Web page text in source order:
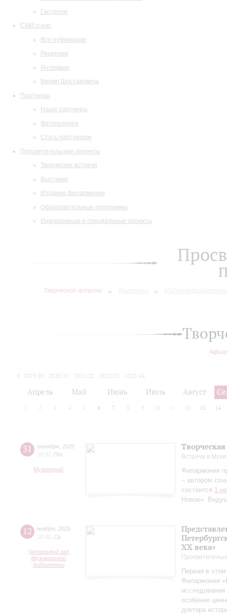
Гастроли
СМИ о нас
Все публикации
Рецензии
Интервью
Время Шостаковича
Партнеры
Наши партнеры
Фотогалерея
Стать партнером
Просветительские проекты
Творческие встречи
Выставки
Издания филармонии
Образовательные программы
Инклюзивные и специальные проекты
Творческие встречи
2019/20 2020/21 2021/22 2022/23
2023/24
Апрель Май Июнь Июль Август
2 3 4 5 6 7 8 9 10 12 13 14
31 октября 2025
18:30 Пт
Музиторий
Встречи в
Филармония
– автором
состоится 1
Новое».
12 ноября 2025
16:00 Ср
Читальный зал
Музыкальной
библиотеки
ХХ века»
Первая в
Филармонии
особенно
доктора